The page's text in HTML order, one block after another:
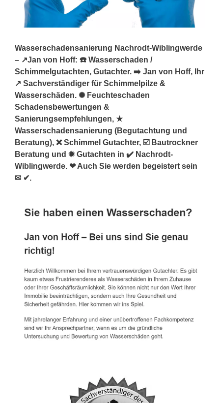
Wasserschadensanierung Nachrodt-Wiblingwerde
– ↗️Jan von Hoff: ☎️ Wasserschaden /
Schimmelgutachten, Gutachter. ➡️ Jan von Hoff, Ihr
↗️ Sachverständiger für Schimmelpilze &
Wasserschäden. ✺ Feuchteschaden
Schadensbewertungen &
Sanierungsempfehlungen, ★
Wasserschadensanierung (Begutachtung und
Beratung), ❌ Schimmel Gutachter, ☑️ Bautrockner
Beratung und ✹ Gutachten in ✔️ Nachrodt-
Wiblingwerde. ❤ Auch Sie werden begeistert sein
✉ ✔.